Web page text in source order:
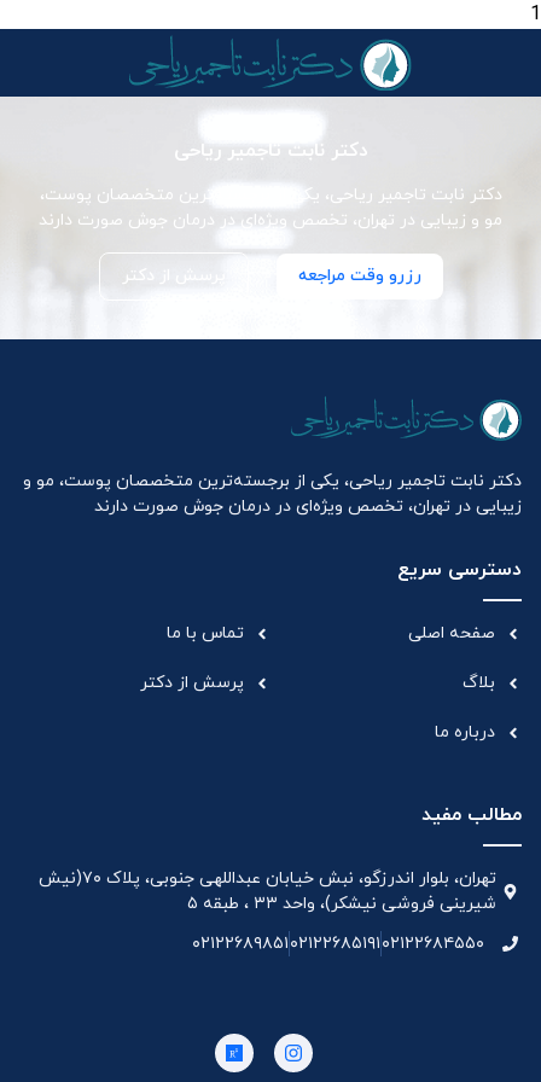
1
دکتر نابت تاجمیر ریاحی
دکتر نابت تاجمیر ریاحی، یکی از برجسته‌ترین متخصصان پوست،
مو و زیبایی در تهران، تخصص ویژه‌ای در درمان جوش صورت دارند
رزرو وقت مراجعه پرسش از دکتر
دکتر نابت تاجمیر ریاحی، یکی از برجسته‌ترین متخصصان پوست، مو و
زیبایی در تهران، تخصص ویژه‌ای در درمان جوش صورت دارند
دسترسی سریع
صفحه اصلی
بلاگ
درباره ما
تماس با ما
پرسش از دکتر
مطالب مفید
تهران، بلوار اندرزگو، نبش خیابان عبداللهی جنوبی، پلاک ۷۰(نیش
شیرینی فروشی نیشکر)، واحد ۳۳ ، طبقه ۵
۰۲۱۲۲۶۸۴۵۵۰۰۲۱۲۲۶۸۵۱۹۱۰۲۱۲۲۶۸۹۸۵۱